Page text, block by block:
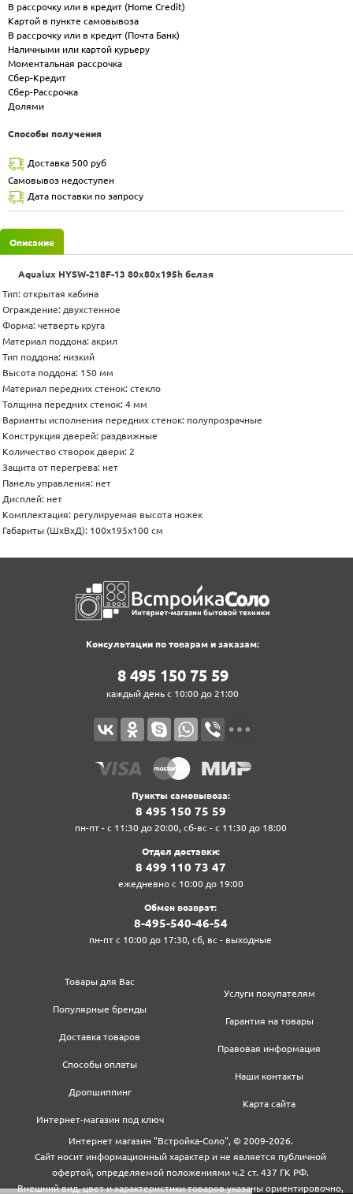
В рассрочку или в кредит (Home Credit)
Картой в пункте самовывоза
В рассрочку или в кредит (Почта Банк)
Наличными или картой курьеру
Моментальная рассрочка
Сбер-Кредит
Сбер-Рассрочка
Долями
Способы получения
Доставка 500 руб
Самовывоз недоступен
Дата поставки по запросу
Описание
Aqualux HYSW-218F-13 80x80x195h белая
Тип: открытая кабина
Ограждение: двухстенное
Форма: четверть круга
Материал поддона: акрил
Тип поддона: низкий
Высота поддона: 150 мм
Материал передних стенок: стекло
Толщина передних стенок: 4 мм
Варианты исполнения передних стенок: полупрозрачные
Конструкция дверей: раздвижные
Количество створок двери: 2
Защита от перегрева: нет
Панель управления: нет
Дисплей: нет
Комплектация: регулируемая высота ножек
Габариты (ШхВхД): 100x195x100 см
Консультации по товарам и заказам:
8‍ 4‍9‍5‍ 1‍5‍0‍ 7‍5‍ 5‍9‍
каждый день с 10:00 до 21:00
Пункты самовывоза:
8‍ 4‍9‍5‍ 1‍5‍0‍ 7‍5‍ 5‍9‍
пн-пт - с 11:30 до 20:00, сб-вс - с 11:30 до 18:00
Отдел доставки:
8‍ 4‍9‍9‍ 1‍1‍0‍ 7‍3‍ 4‍7‍
ежедневно с 10:00 до 19:00
Обмен возврат:
8‍-4‍9‍5‍-5‍4‍0‍-4‍6‍-5‍4‍
пн-пт с 10:00 до 17:30, сб, вс - выходные
Товары для Вас
Популярные бренды
Доставка товаров
Способы оплаты
Дропшиппинг
Интернет-магазин под ключ
Услуги покупателям
Гарантия на товары
Правовая информация
Наши контакты
Карта сайта
Интернет магазин "Встройка-Соло", © 2009-2026.
Сайт носит информационный характер и не является публичной
офертой, определяемой положениями ч.2 ст. 437 ГК РФ.
Внешний вид, цвет и характеристики товаров указаны ориентировочно,